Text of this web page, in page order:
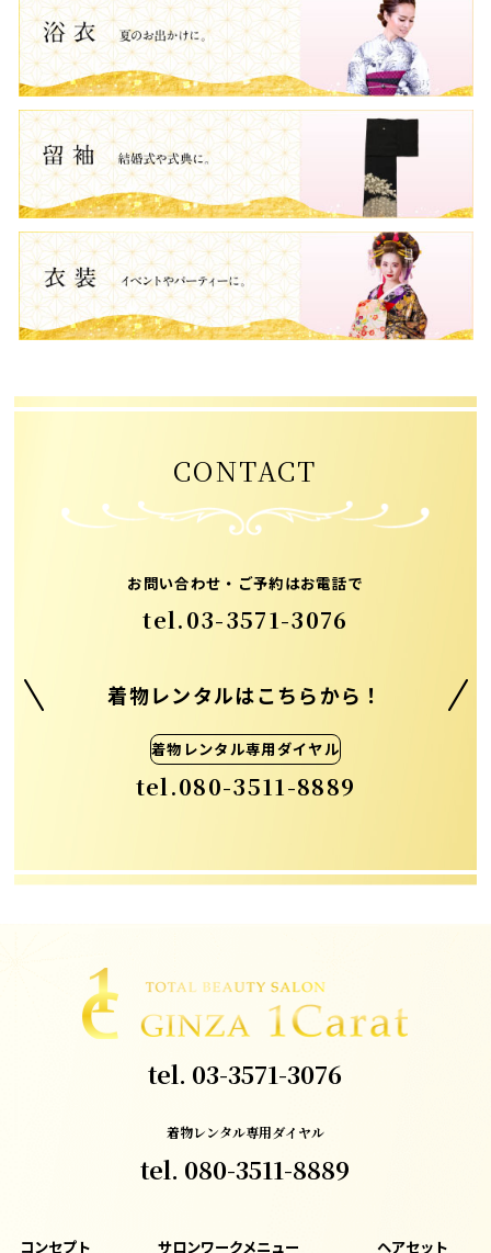
CONTACT
お問い合わせ・ご予約はお電話で
tel.03-3571-3076
着物レンタルはこちらから！
着物レンタル専用ダイヤル
tel.080-3511-8889
tel. 03-3571-3076
着物レンタル専用ダイヤル
tel. 080-3511-8889
コンセプト サロンワークメニュー ヘアセット